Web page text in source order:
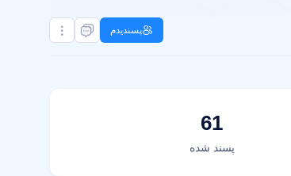
پسندیدم
61
پسند شده